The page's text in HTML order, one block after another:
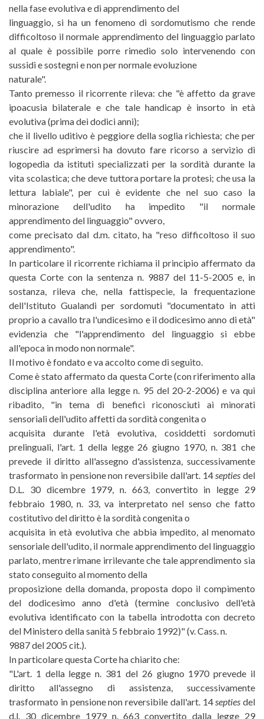
nella fase evolutiva e di apprendimento del
linguaggio, si ha un fenomeno di sordomutismo che rende
difficoltoso il normale apprendimento del linguaggio parlato
al quale è possibile porre rimedio solo intervenendo con
sussidi e sostegni e non per normale evoluzione
naturale".
Tanto premesso il ricorrente rileva: che "è affetto da grave
ipoacusia bilaterale e che tale handicap è insorto in età
evolutiva (prima dei dodici anni);
che il livello uditivo è peggiore della soglia richiesta; che per
riuscire ad esprimersi ha dovuto fare ricorso a servizio di
logopedia da istituti specializzati per la sordità durante la
vita scolastica; che deve tuttora portare la protesi; che usa la
lettura labiale", per cui è evidente che nel suo caso la
minorazione dell'udito ha impedito "il normale
apprendimento del linguaggio" ovvero,
come precisato dal d.m. citato, ha "reso difficoltoso il suo
apprendimento".
In particolare il ricorrente richiama il principio affermato da
questa Corte con la sentenza n. 9887 del 11-5-2005 e, in
sostanza, rileva che, nella fattispecie, la frequentazione
dell'Istituto Gualandi per sordomuti "documentato in atti
proprio a cavallo tra l'undicesimo e il dodicesimo anno di età"
evidenzia che "l'apprendimento del linguaggio si ebbe
all'epoca in modo non normale".
Il motivo è fondato e va accolto come di seguito.
Come è stato affermato da questa Corte (con riferimento alla
disciplina anteriore alla legge n. 95 del 20-2-2006) e va qui
ribadito, "in tema di benefici riconosciuti ai minorati
sensoriali dell'udito affetti da sordità congenita o
acquisita durante l'età evolutiva, cosiddetti sordomuti
prelinguali, l'art. 1 della legge 26 giugno 1970, n. 381 che
prevede il diritto all'assegno d'assistenza, successivamente
trasformato in pensione non reversibile dall'art. 14septies del
D.L. 30 dicembre 1979, n. 663, convertito in legge 29
febbraio 1980, n. 33, va interpretato nel senso che fatto
costitutivo del diritto è la sordità congenita o
acquisita in età evolutiva che abbia impedito, al menomato
sensoriale dell'udito, il normale apprendimento del linguaggio
parlato, mentre rimane irrilevante che tale apprendimento sia
stato conseguito al momento della
proposizione della domanda, proposta dopo il compimento
del dodicesimo anno d'età (termine conclusivo dell'età
evolutiva identificato con la tabella introdotta con decreto
del Ministero della sanità 5 febbraio 1992)" (v. Cass. n.
9887 del 2005 cit.).
In particolare questa Corte ha chiarito che:
"L'art. 1 della legge n. 381 del 26 giugno 1970 prevede il
diritto all'assegno di assistenza, successivamente
trasformato in pensione non reversibile dall'art. 14septies del
d.l. 30 dicembre 1979 n. 663 convertito dalla legge 29